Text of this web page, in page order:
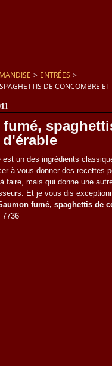
> ENTRÉES >
DE CONCOMBRE
fumé,
est un des ingrédients
à vous donner des recettes
faire, mais qui donne une
Et je vous dis
fumé, spaghettis de